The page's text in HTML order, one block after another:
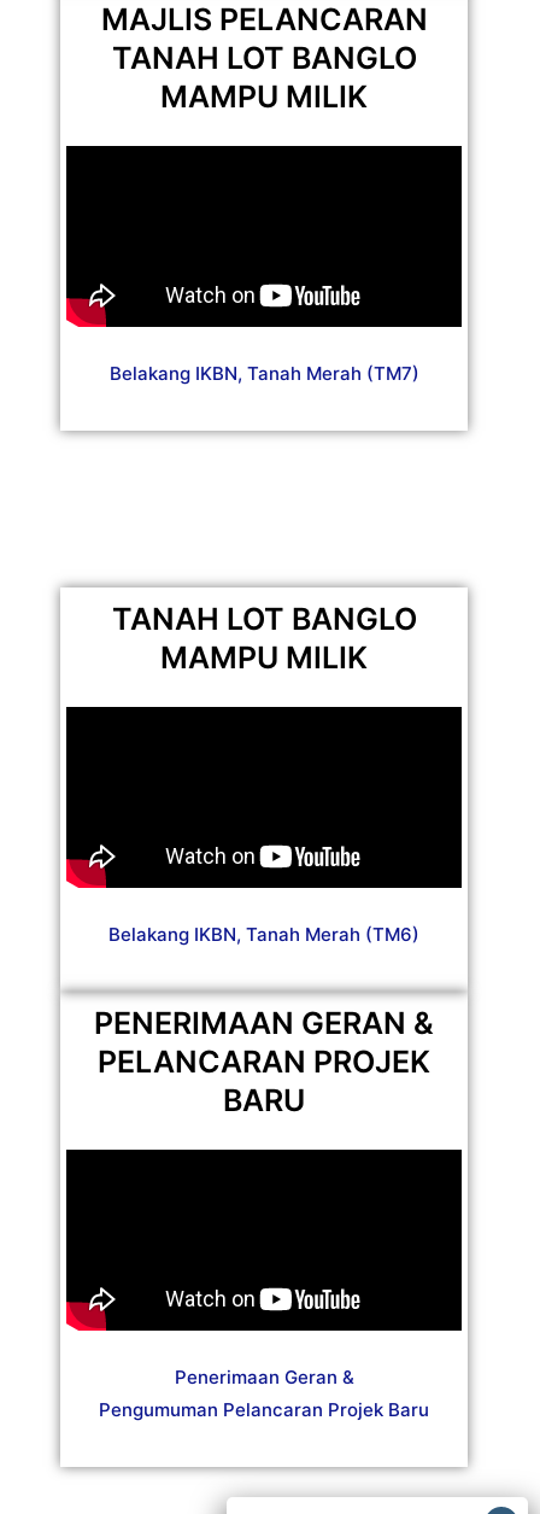
MAJLIS PELANCARAN
TANAH LOT BANGLO
MAMPU MILIK
Belakang IKBN, Tanah Merah (TM7)
TANAH LOT BANGLO
MAMPU MILIK
Belakang IKBN, Tanah Merah (TM6)
PENERIMAAN GERAN &
PELANCARAN PROJEK
BARU
Penerimaan Geran &
Pengumuman Pelancaran Projek Baru